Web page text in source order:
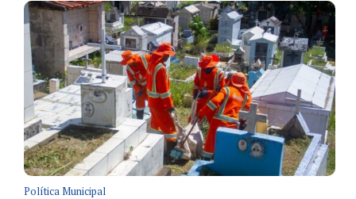
Política Municipal